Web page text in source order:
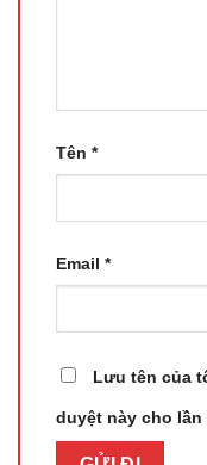
Tên *
Email *
Lưu tên của
duyệt này cho